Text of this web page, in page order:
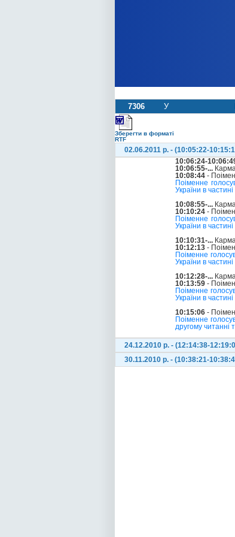
7306 У
Зберегти в форматі
RTF
02.06.2011 р. - (10:05:22-
10:06:24-
10:06:55-...
10:08:44 -
Поіменне
України в
10:08:55-...
10:10:24 -
Поіменне
України в
10:10:31-...
10:12:13 -
Поіменне
України в
10:12:28-...
10:13:59 -
Поіменне
України в
10:15:06 -
Поіменне
другому читанні
24.12.2010 р. - (12:14:38-
30.11.2010 р. - (10:38:21-